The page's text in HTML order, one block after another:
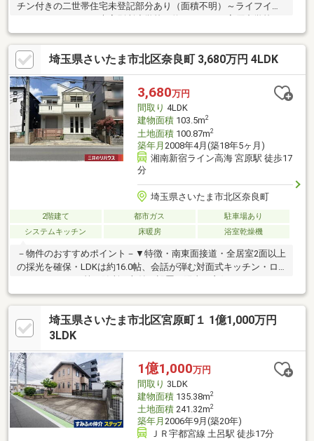
チン付きの二世帯住宅未登記部分あり（面積不明）～ライフイン
約１６７０ｍ・イオンモール上尾：約７７０ｍ・ファミリーマー
トさいたま別所町店：約２８０ｍ・セブンイレブンさいたま別所
町店：約５９０ｍ・ビッグエーさいたま別所町店：約５８０ｍ
埼玉県さいたま市北区奈良町 3,680万円 4LDK
3,680万円
間取り 4LDK
建物面積103.5m2
土地面積100.87m2
築年月 2008年4月(築18年5ヶ月)
湘南新宿ライン高海 宮原駅 徒歩17
分
埼玉県さいたま市北区奈良町
2階建て 都市ガス
駐車場あり
システムキッチン
床暖房 浴室乾燥機
－物件のおすすめポイント－▼特徴・南東面接道・全居室2面以上
の採光を確保・LDKは約16.0帖、会話が弾む対面式キッチン・ロ
有・各階にトイレ・洗面台有・駐車場有(車種による)・即引渡し
可能(残金精算後)▼設備・床暖房(LD)・食洗機・1620サイズ浴
室・乾燥機付▼2026年4月室内リフォーム済【交換】キッチン、
洗面化粧台(各階) 等【その他】クロス・CF(トイレ・洗面所)貼替
の詳細・ご相談はお気軽にお問い合わせください。
埼玉県さいたま市北区宮原町１ 1億1,000万円
3LDK
1億1,000万円
間取り 3LDK
建物面積135.38m2
土地面積241.32m2
築年月 2006年9月(築20年)
ＪＲ宇都宮線 土呂駅 徒歩17分